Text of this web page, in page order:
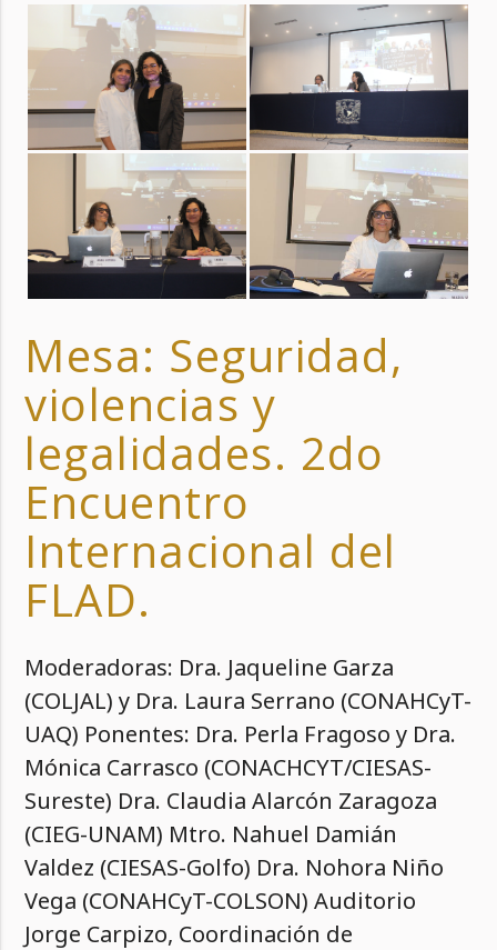
Mesa: Seguridad,
violencias y
legalidades. 2do
Encuentro
Internacional del
FLAD.
Moderadoras: Dra. Jaqueline Garza
(COLJAL) y Dra. Laura Serrano (CONAHCyT-
UAQ) Ponentes: Dra. Perla Fragoso y Dra.
Mónica Carrasco (CONACHCYT/CIESAS-
Sureste) Dra. Claudia Alarcón Zaragoza
(CIEG-UNAM) Mtro. Nahuel Damián
Valdez (CIESAS-Golfo) Dra. Nohora Niño
Vega (CONAHCyT-COLSON) Auditorio
Jorge Carpizo, Coordinación de